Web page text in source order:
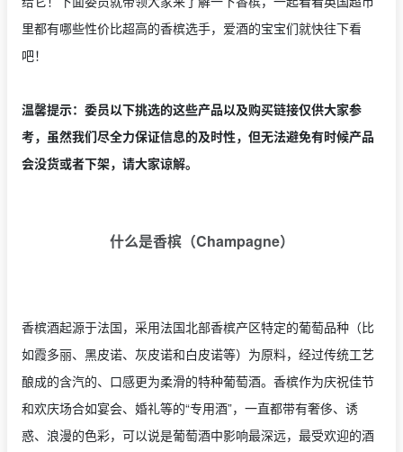
里都有哪些性价比超高的香槟选手，爱酒的宝宝们就快往下看
吧！
温馨提示：委员以下挑选的这些产品以及购买链接仅供大家参
考，虽然我们尽全力保证信息的及时性，但无法避免有时候产品
会没货或者下架，请大家谅解。
什么是香槟（Champagne）
香槟酒起源于法国，采用法国北部香槟产区特定的葡萄品种（比
如霞多丽、黑皮诺、灰皮诺和白皮诺等）为原料，经过传统工艺
酿成的含汽的、口感更为柔滑的特种葡萄酒。香槟作为庆祝佳节
和欢庆场合如宴会、婚礼等的“专用酒”，一直都带有奢侈、诱
惑、浪漫的色彩，可以说是葡萄酒中影响最深远，最受欢迎的酒